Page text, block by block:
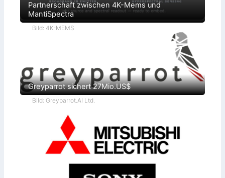
Partnerschaft zwischen 4K-Mems und
MantiSpectra
Bild: 4K-MEMS
Greyparrot sichert 27Mio.US$
Bild: Greyparrot.AI Ltd.